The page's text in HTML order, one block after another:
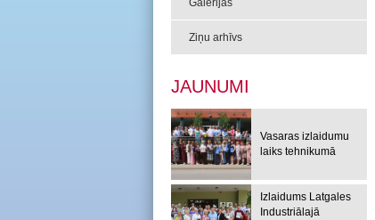
Galerijas
Ziņu arhīvs
JAUNUMI
Vasaras izlaidumu
laiks tehnikumā
Izlaidums Latgales
Industriālajā